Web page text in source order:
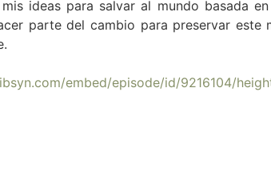
ideas para salvar al mundo basada
parte del cambio para preservar
embed/episode/id/9216104/